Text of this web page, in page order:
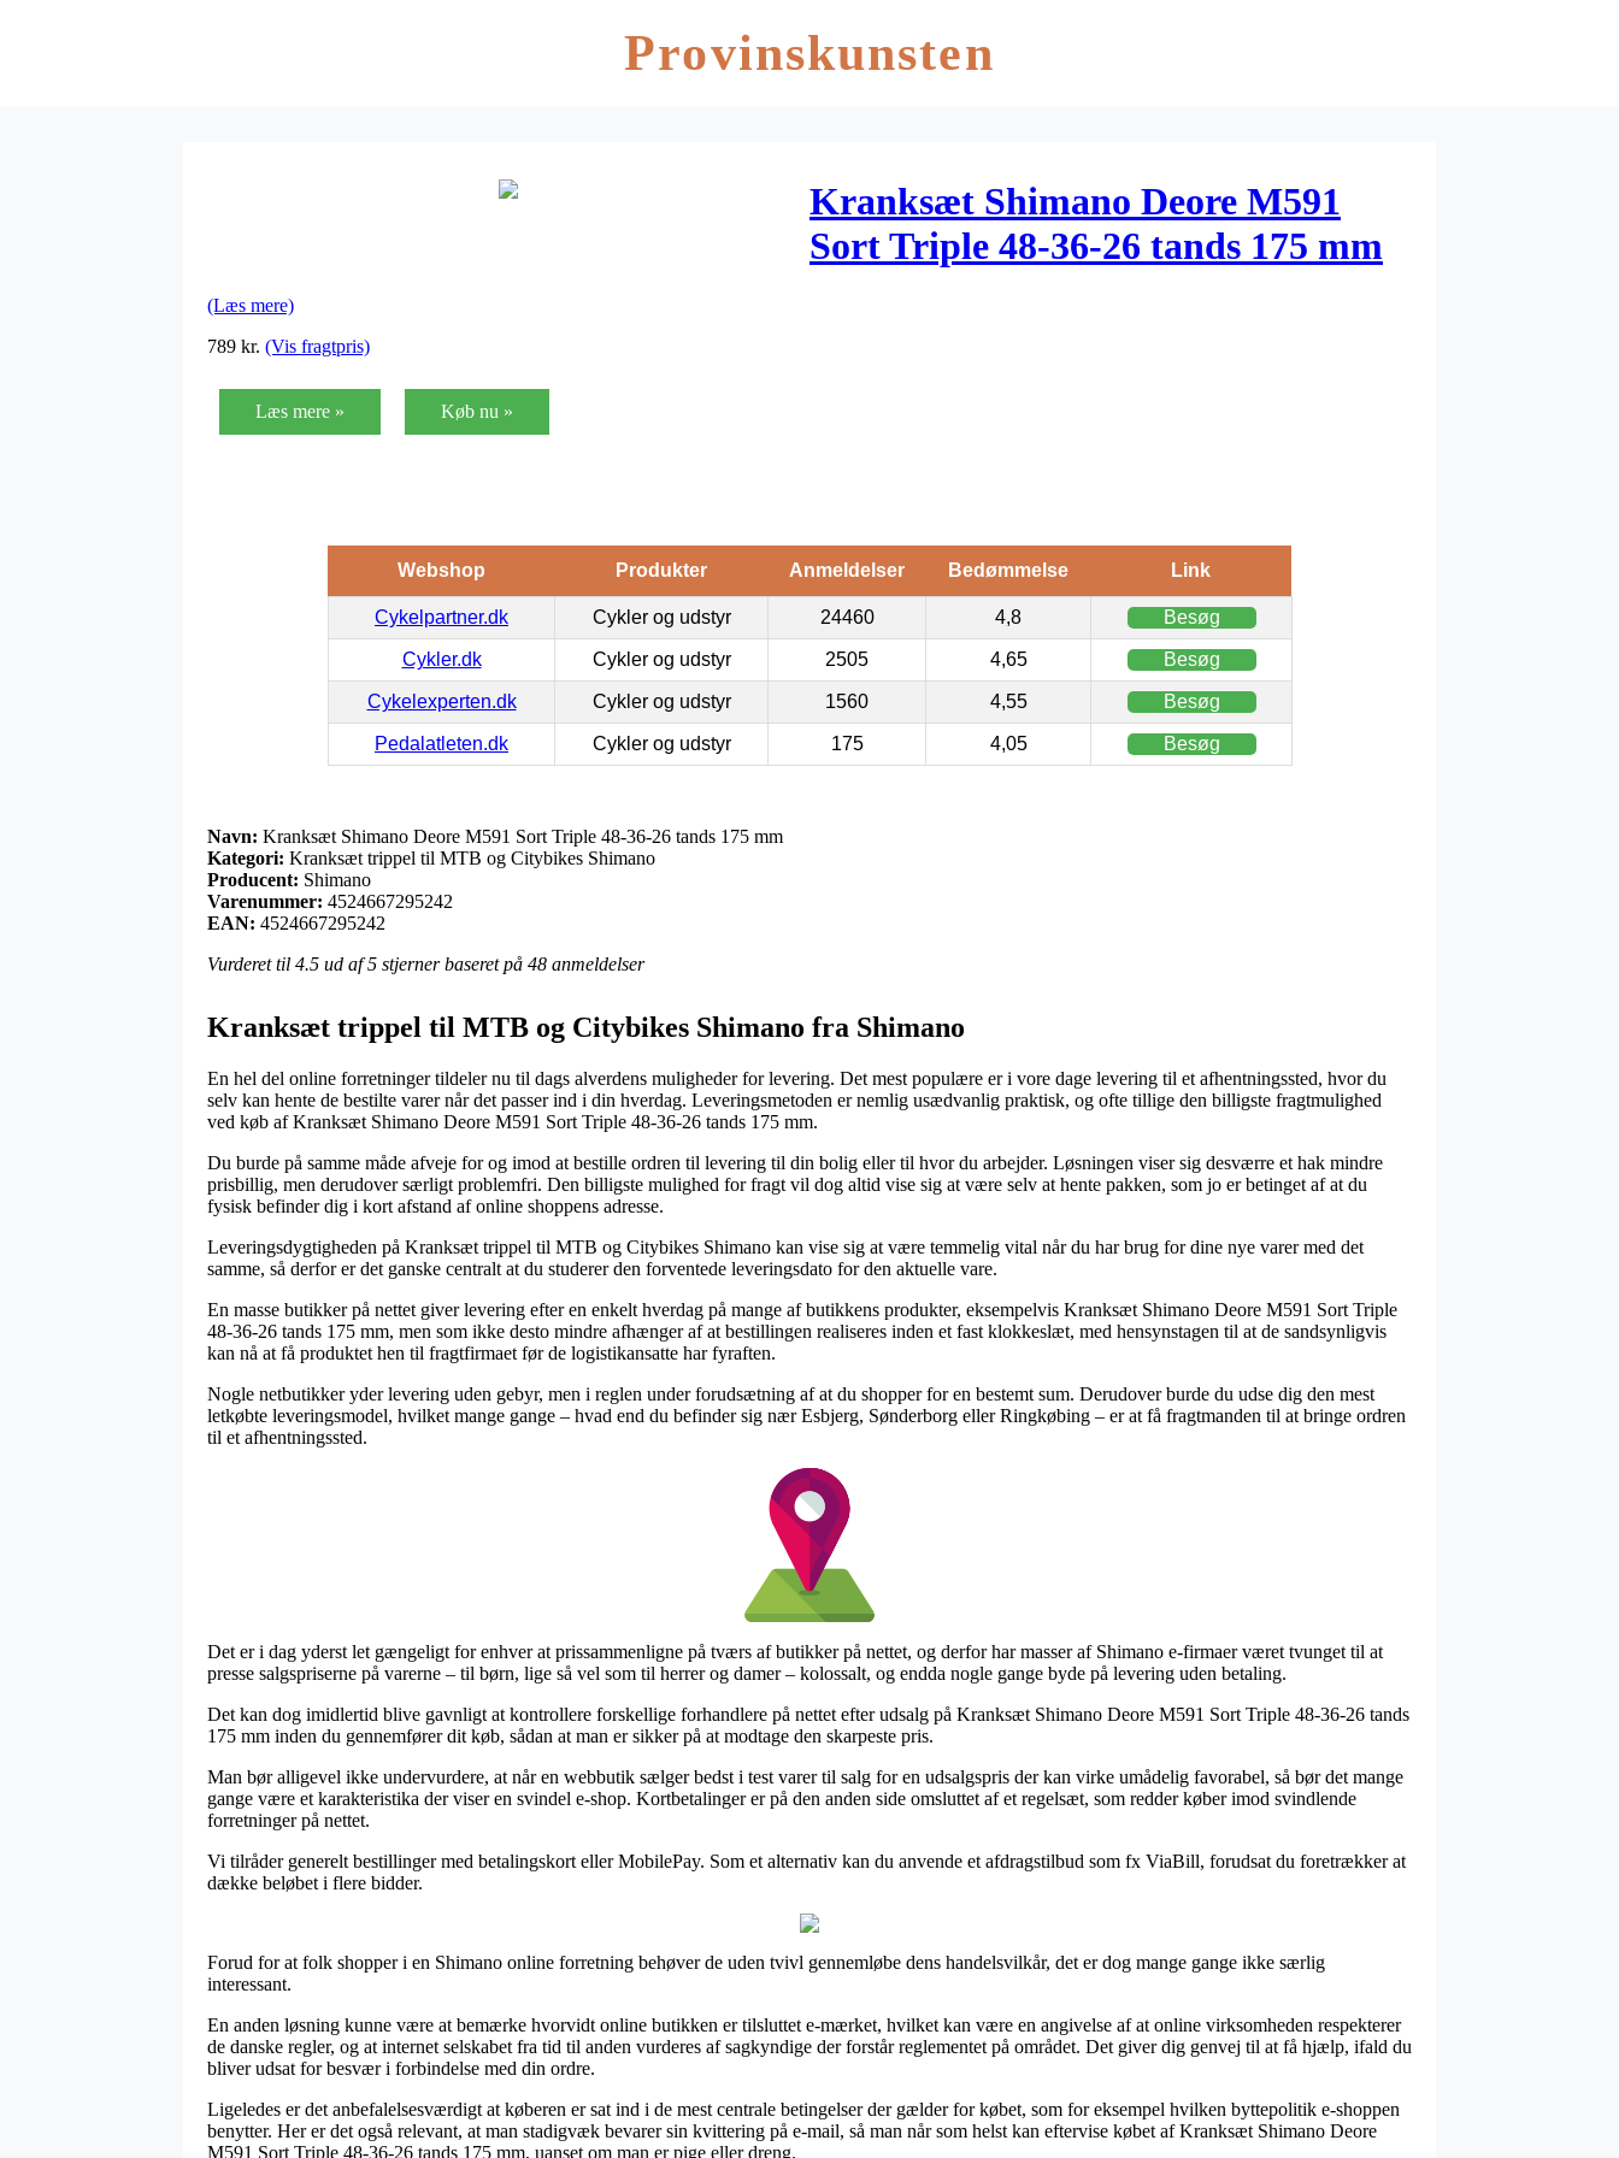
Provinskunsten
Kranksæt Shimano Deore M591
Sort Triple 48-36-26 tands 175 mm
(Læs mere)
789 kr. (Vis fragtpris)
Læs mere » Køb nu »
Webshop Produkter Anmeldelser Bedømmelse Link
Cykelpartner.dk Cykler og udstyr 24460 4,8 Besøg
Cykler.dk Cykler og udstyr 2505 4,65 Besøg
Cykelexperten.dk Cykler og udstyr 1560 4,55 Besøg
Pedalatleten.dk Cykler og udstyr 175 4,05 Besøg
Navn: Kranksæt Shimano Deore M591 Sort Triple 48-36-26 tands 175 mm
Kategori: Kranksæt trippel til MTB og Citybikes Shimano
Producent: Shimano
Varenummer: 4524667295242
EAN: 4524667295242
Vurderet til 4.5 ud af 5 stjerner baseret på 48 anmeldelser
Kranksæt trippel til MTB og Citybikes Shimano fra Shimano
En hel del online forretninger tildeler nu til dags alverdens muligheder for levering. Det mest populære er i vore dage levering til et afhentningssted, hvor du
selv kan hente de bestilte varer når det passer ind i din hverdag. Leveringsmetoden er nemlig usædvanlig praktisk, og ofte tillige den billigste fragtmulighed
ved køb af Kranksæt Shimano Deore M591 Sort Triple 48-36-26 tands 175 mm.
Du burde på samme måde afveje for og imod at bestille ordren til levering til din bolig eller til hvor du arbejder. Løsningen viser sig desværre et hak mindre
prisbillig, men derudover særligt problemfri. Den billigste mulighed for fragt vil dog altid vise sig at være selv at hente pakken, som jo er betinget af at du
fysisk befinder dig i kort afstand af online shoppens adresse.
Leveringsdygtigheden på Kranksæt trippel til MTB og Citybikes Shimano kan vise sig at være temmelig vital når du har brug for dine nye varer med det
samme, så derfor er det ganske centralt at du studerer den forventede leveringsdato for den aktuelle vare.
En masse butikker på nettet giver levering efter en enkelt hverdag på mange af butikkens produkter, eksempelvis Kranksæt Shimano Deore M591 Sort Triple
48-36-26 tands 175 mm, men som ikke desto mindre afhænger af at bestillingen realiseres inden et fast klokkeslæt, med hensynstagen til at de sandsynligvis
kan nå at få produktet hen til fragtfirmaet før de logistikansatte har fyraften.
Nogle netbutikker yder levering uden gebyr, men i reglen under forudsætning af at du shopper for en bestemt sum. Derudover burde du udse dig den mest
letkøbte leveringsmodel, hvilket mange gange – hvad end du befinder sig nær Esbjerg, Sønderborg eller Ringkøbing – er at få fragtmanden til at bringe ordren
til et afhentningssted.
Det er i dag yderst let gængeligt for enhver at prissammenligne på tværs af butikker på nettet, og derfor har masser af Shimano e-firmaer været tvunget til at
presse salgspriserne på varerne – til børn, lige så vel som til herrer og damer – kolossalt, og endda nogle gange byde på levering uden betaling.
Det kan dog imidlertid blive gavnligt at kontrollere forskellige forhandlere på nettet efter udsalg på Kranksæt Shimano Deore M591 Sort Triple 48-36-26 tands
175 mm inden du gennemfører dit køb, sådan at man er sikker på at modtage den skarpeste pris.
Man bør alligevel ikke undervurdere, at når en webbutik sælger bedst i test varer til salg for en udsalgspris der kan virke umådelig favorabel, så bør det mange
gange være et karakteristika der viser en svindel e-shop. Kortbetalinger er på den anden side omsluttet af et regelsæt, som redder køber imod svindlende
forretninger på nettet.
Vi tilråder generelt bestillinger med betalingskort eller MobilePay. Som et alternativ kan du anvende et afdragstilbud som fx ViaBill, forudsat du foretrækker at
dække beløbet i flere bidder.
Forud for at folk shopper i en Shimano online forretning behøver de uden tvivl gennemløbe dens handelsvilkår, det er dog mange gange ikke særlig
interessant.
En anden løsning kunne være at bemærke hvorvidt online butikken er tilsluttet e-mærket, hvilket kan være en angivelse af at online virksomheden respekterer
de danske regler, og at internet selskabet fra tid til anden vurderes af sagkyndige der forstår reglementet på området. Det giver dig genvej til at få hjælp, ifald du
bliver udsat for besvær i forbindelse med din ordre.
Ligeledes er det anbefalelsesværdigt at køberen er sat ind i de mest centrale betingelser der gælder for købet, som for eksempel hvilken byttepolitik e-shoppen
benytter. Her er det også relevant, at man stadigvæk bevarer sin kvittering på e-mail, så man når som helst kan eftervise købet af Kranksæt Shimano Deore
M591 Sort Triple 48-36-26 tands 175 mm, uanset om man er pige eller dreng.